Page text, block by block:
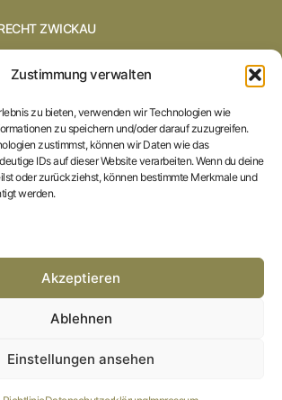
Zustimmung verwalten
zu bieten, verwenden wir Technologien wie
zu speichern und/oder darauf zuzugreifen.
zustimmst, können wir Daten wie das
IDs auf dieser Website verarbeiten. Wenn du deine
oder zurückziehst, können bestimmte Merkmale und
werden.
Akzeptieren
Ablehnen
Einstellungen ansehen
ZWICKAU
CHEMNITZ
COTTBUS
IN BRAUNSCHWEIG
(EU)